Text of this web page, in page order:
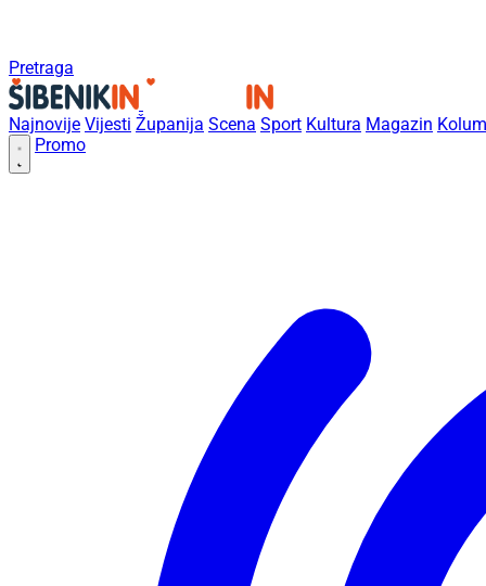
Pretraga
Najnovije Vijesti Županija Scena Sport Kultura Magazin
Promo